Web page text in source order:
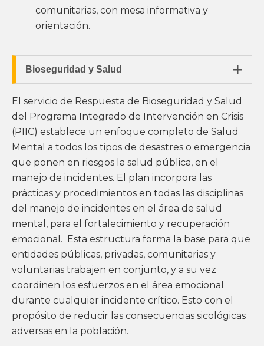
comunitarias, con mesa informativa y
orientación.
Bioseguridad y Salud 
El servicio de Respuesta de Bioseguridad y Salud
del Programa Integrado de Intervención en Crisis
(PIIC) establece un enfoque completo de Salud
Mental a todos los tipos de desastres o emergencia
que ponen en riesgos la salud pública, en el
manejo de incidentes. El plan incorpora las
prácticas y procedimientos en todas las disciplinas
del manejo de incidentes en el área de salud
mental, para el fortalecimiento y recuperación
emocional. Esta estructura forma la base para que
entidades públicas, privadas, comunitarias y
voluntarias trabajen en conjunto, y a su vez
coordinen los esfuerzos en el área emocional
durante cualquier incidente crítico. Esto con el
propósito de reducir las consecuencias sicológicas
adversas en la población.